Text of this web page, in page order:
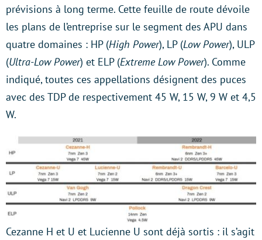
prévisions à long terme. Cette feuille de route dévoile
les plans de l’entreprise sur le segment des APU dans
quatre domaines : HP (High Power), LP (Low Power), ULP
(Ultra-Low Power) et ELP (Extreme Low Power). Comme
indiqué, toutes ces appellations désignent des puces
avec des TDP de respectivement 45 W, 15 W, 9 W et 4,5
W.
Cezanne H et U et Lucienne U sont déjà sortis : il s’agit